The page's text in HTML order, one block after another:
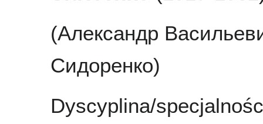
(Александр
Сидоренко)
Dyscyplina/